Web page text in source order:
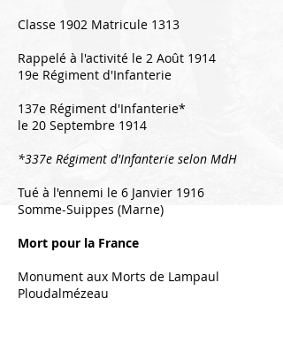
Classe 1902 Matricule 1313
Rappelé à l'activité le 2 Août 1914
19e Régiment d'Infanterie
137e Régiment d'Infanterie*
le 20 Septembre 1914
*337e Régiment d'Infanterie selon MdH
Tué à l'ennemi le 6 Janvier 1916
Somme-Suippes (Marne)
Mort pour la France
Monument aux Morts de Lampaul
Ploudalmézeau